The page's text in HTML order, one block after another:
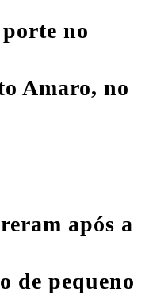
no
Amaro, no
após a
de pequeno